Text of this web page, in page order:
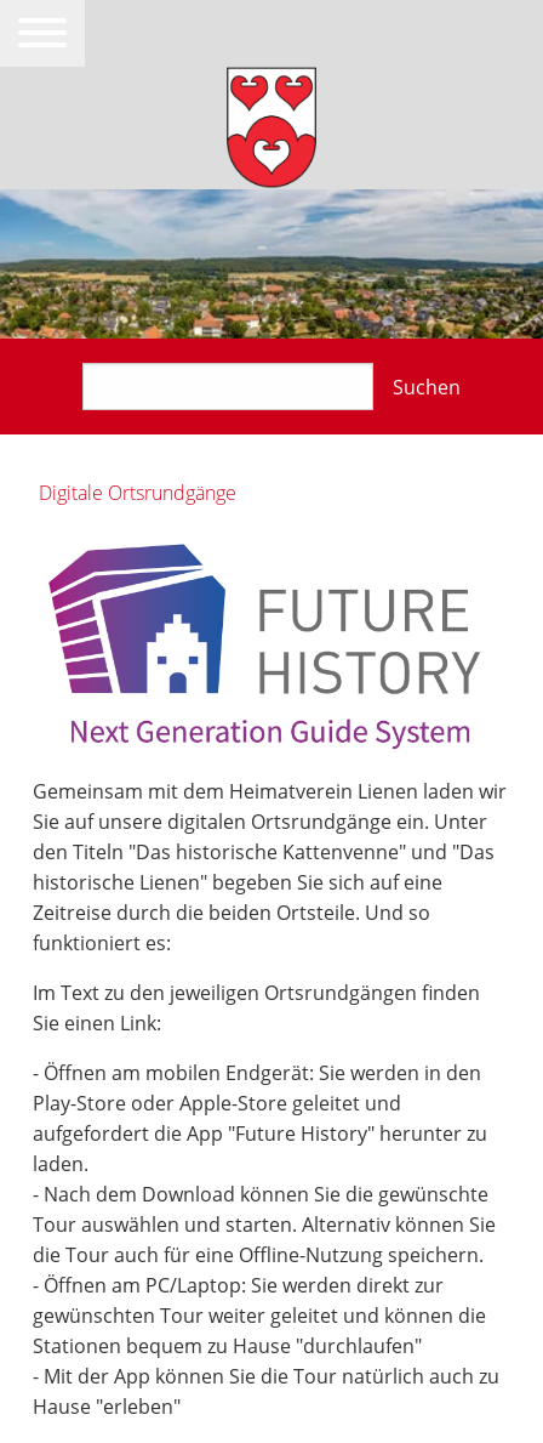
Suchen
Digitale Ortsrundgänge
Gemeinsam mit dem Heimatverein Lienen laden wir
Sie auf unsere digitalen Ortsrundgänge ein. Unter
den Titeln "Das historische Kattenvenne" und "Das
historische Lienen" begeben Sie sich auf eine
Zeitreise durch die beiden Ortsteile. Und so
funktioniert es:
Im Text zu den jeweiligen Ortsrundgängen finden
Sie einen Link:
- Öffnen am mobilen Endgerät: Sie werden in den
Play-Store oder Apple-Store geleitet und
aufgefordert die App "Future History" herunter zu
laden.
- Nach dem Download können Sie die gewünschte
Tour auswählen und starten. Alternativ können Sie
die Tour auch für eine Offline-Nutzung speichern.
- Öffnen am PC/Laptop: Sie werden direkt zur
gewünschten Tour weiter geleitet und können die
Stationen bequem zu Hause "durchlaufen"
- Mit der App können Sie die Tour natürlich auch zu
Hause "erleben"